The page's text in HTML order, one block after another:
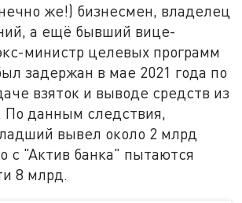
же!) бизнесмен, владелец
а ещё бывший вице-
министр целевых программ
задержан в мае 2021 года по
взяток и выводе средств из
По данным следствия,
вывел около 2 млрд
с "Актив банка" пытаются
8 млрд.